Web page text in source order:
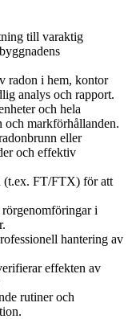
till varaktig
radon i hem, kontor
analys och rapport.
och hela
och markförhållanden.
eller
och effektiv
(t.ex. FT/FTX) för att
i
hantering av
effekten av
rutiner och